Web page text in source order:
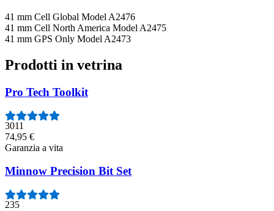
41 mm Cell Global Model A2476
41 mm Cell North America Model A2475
41 mm GPS Only Model A2473
Prodotti in vetrina
Pro Tech Toolkit
3011
74,95 €
Garanzia a vita
Minnow Precision Bit Set
235